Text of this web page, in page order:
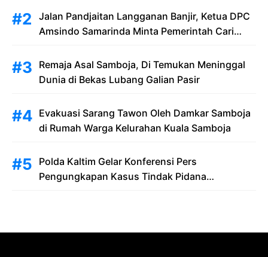
Jalan Pandjaitan Langganan Banjir, Ketua DPC
Amsindo Samarinda Minta Pemerintah Cari
Masyarakat Terjebak Banjir
Remaja Asal Samboja, Di Temukan Meninggal
Dunia di Bekas Lubang Galian Pasir
Evakuasi Sarang Tawon Oleh Damkar Samboja
di Rumah Warga Kelurahan Kuala Samboja
Polda Kaltim Gelar Konferensi Pers
Pengungkapan Kasus Tindak Pidana